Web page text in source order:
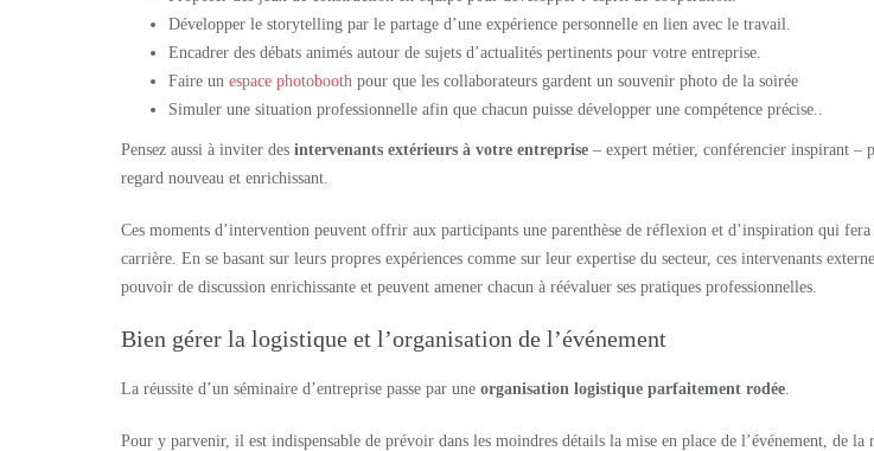
Développer le storytelling par le partage d’une expérience personnelle en lien avec le travail.
Encadrer des débats animés autour de sujets d’actualités pertinents pour votre entreprise.
Faire un espace photobooth pour que les collaborateurs gardent un souvenir photo de la soirée
Simuler une situation professionnelle afin que chacun puisse développer une compétence précise..
Pensez aussi à inviter des intervenants extérieurs à votre entreprise – expert métier, conférencier inspirant –
regard nouveau et enrichissant.
Ces moments d’intervention peuvent offrir aux participants une parenthèse de réflexion et d’inspiration qui fera
carrière. En se basant sur leurs propres expériences comme sur leur expertise du secteur, ces intervenants
pouvoir de discussion enrichissante et peuvent amener chacun à réévaluer ses pratiques professionnelles.
Bien gérer la logistique et l’organisation de l’événement
La réussite d’un séminaire d’entreprise passe par une organisation logistique parfaitement rodée.
Pour y parvenir, il est indispensable de prévoir dans les moindres détails la mise en place de l’événement, de la